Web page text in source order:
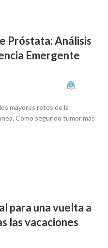
Próstata: Análisis
Emergente
0
mayores retos de la
Como segundo tumor más
para una vuelta a
las vacaciones